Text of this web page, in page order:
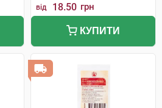
від 18.50 грн
КУПИТИ